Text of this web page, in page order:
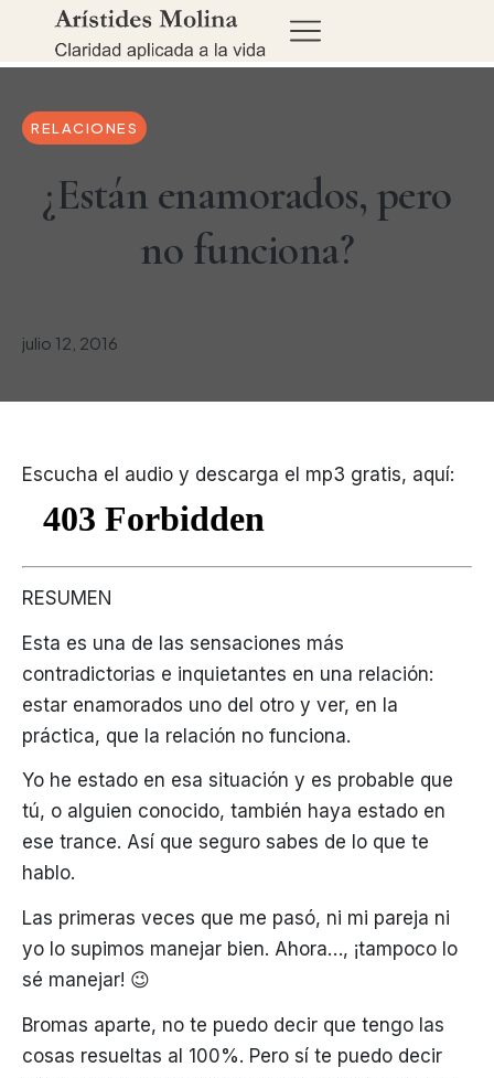
RELACIONES
¿Están enamorados, pero
no funciona?
julio 12, 2016
Escucha el audio y descarga el mp3 gratis, aquí:
RESUMEN
Esta es una de las sensaciones más
contradictorias e inquietantes en una relación:
estar enamorados uno del otro y ver, en la
práctica, que la relación no funciona.
Yo he estado en esa situación y es probable que
tú, o alguien conocido, también haya estado en
ese trance. Así que seguro sabes de lo que te
hablo.
Las primeras veces que me pasó, ni mi pareja ni
yo lo supimos manejar bien. Ahora…, ¡tampoco lo
sé manejar! 😉
Bromas aparte, no te puedo decir que tengo las
cosas resueltas al 100%. Pero sí te puedo decir